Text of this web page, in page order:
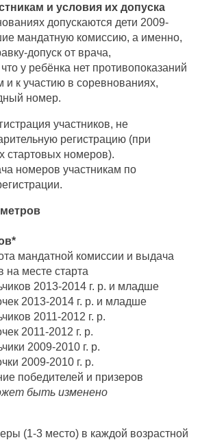
и условия их допуска
допускаются дети 2009-
мандатную комиссию, а именно,
допуск от врача,
у ребёнка нет противопоказаний
и к участию в соревнованиях,
номер.
участников, не
регистрацию (при
стартовых номеров).
номеров участникам по
мандатной комиссии и выдача
на месте старта
2013-2014 г. р. и младше
2013-2014 г. р. и младше
2011-2012 г. р.
2011-2012 г. р.
2009-2010 г. р.
2009-2010 г. р.
победителей и призеров
быть изменено
(1-3 место) в каждой возрастной